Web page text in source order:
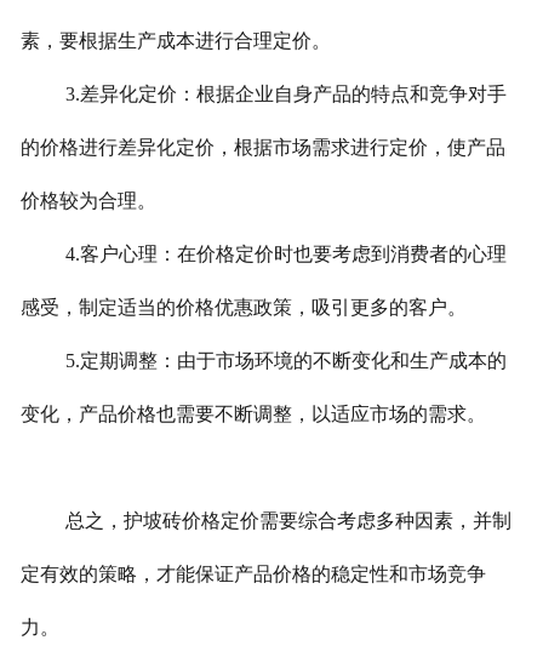
素，要根据生产成本进行合理定价。
3.差异化定价：根据企业自身产品的特点和竞争对手
的价格进行差异化定价，根据市场需求进行定价，使产品
价格较为合理。
4.客户心理：在价格定价时也要考虑到消费者的心理
感受，制定适当的价格优惠政策，吸引更多的客户。
5.定期调整：由于市场环境的不断变化和生产成本的
变化，产品价格也需要不断调整，以适应市场的需求。
总之，护坡砖价格定价需要综合考虑多种因素，并制
定有效的策略，才能保证产品价格的稳定性和市场竞争
力。